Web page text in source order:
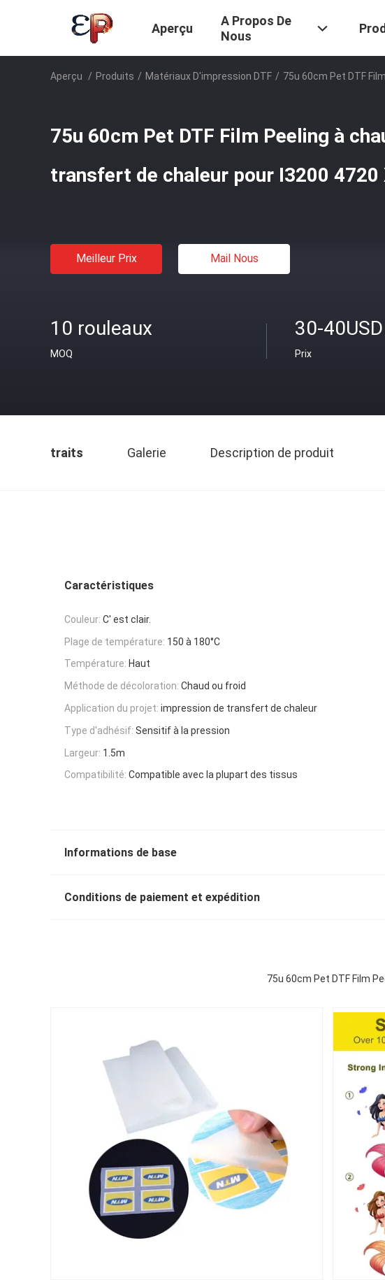
Aperçu
A Propos De
Nous
Aperçu / Produits / Matériaux D'impression DTF / 75u 60cm Pet DTF
75u 60cm Pet DTF Film Peeling à
transfert de chaleur pour I3200 4720
Meilleur Prix Mail Nous
10 rouleaux
MOQ
30-40USD
Prix
traits Galerie Description de produit
Caractéristiques
Couleur: C' est clair.
Plage de température: 150 à 180°C
Température: Haut
Méthode de décoloration: Chaud ou froid
Application du projet: impression de transfert de chaleur
Type d'adhésif: Sensitif à la pression
Largeur: 1.5m
Compatibilité: Compatible avec la plupart des tissus
Informations de base
Conditions de paiement et expédition
75u 60cm Pet DTF Film